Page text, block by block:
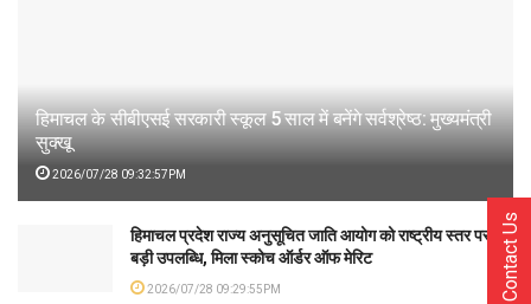
हिमाचल के सीबीएसई सरकारी स्कूल 5 साल में बनेंगे सर्वश्रेष्ठ: मुख्यमंत्री
सुक्खू
2026/07/28 09:32:57PM
हिमाचल प्रदेश राज्य अनुसूचित जाति आयोग को राष्ट्रीय स्तर पर
बड़ी उपलब्धि, मिला स्कोच ऑर्डर ऑफ मेरिट
2026/07/28 09:29:55PM Contact Us